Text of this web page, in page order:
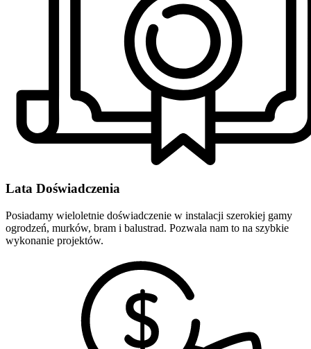
Lata Doświadczenia
Posiadamy wieloletnie doświadczenie w instalacji szerokiej gamy
ogrodzeń, murków, bram i balustrad. Pozwala nam to na szybkie
wykonanie projektów.